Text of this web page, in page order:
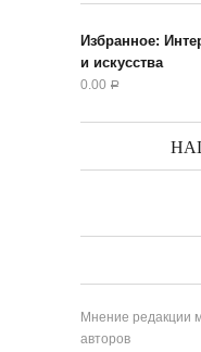
Избранное:
и искусства
0.00 Р
Мнение редакции
авторов